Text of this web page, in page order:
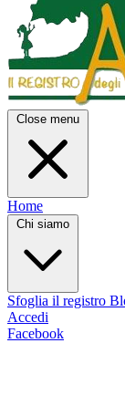
Close menu
Home
Chi siamo
Sfoglia il registro
Accedi
Facebook